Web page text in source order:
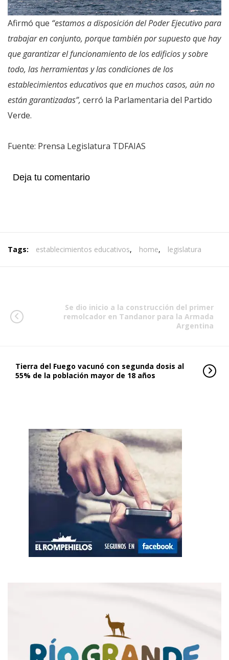
Afirmó que “estamos a disposición del Poder Ejecutivo para
trabajar en conjunto, porque también por supuesto que hay
que garantizar el funcionamiento de los edificios y sobre
todo, las herramientas y las condiciones de los
establecimientos educativos que en muchos casos, aún no
están garantizadas”, cerró la Parlamentaria del Partido
Verde.
Fuente: Prensa Legislatura TDFAIAS
Deja tu comentario
Tags: establecimientos educativos, home, legislatura
Se dio inicio a la construcción del primer
remolcador en Tandanor para la Armada
Argentina
Tierra del Fuego vacunó con segunda dosis al
55% de la población mayor de 18 años